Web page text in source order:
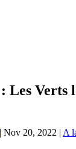
Les Verts
| Nov 20, 2022 | A